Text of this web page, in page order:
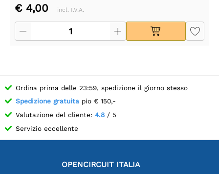
€ 4,00 incl. I.V.A.
Ordina prima delle 23:59, spedizione il giorno stesso
Spedizione gratuita pio € 150,-
Valutazione del cliente: 4.8 / 5
Servizio eccellente
OPENCIRCUIT ITALIA